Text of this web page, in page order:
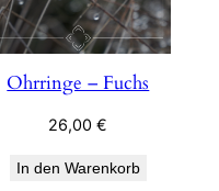
Ohrringe – Fuchs
26,00€
In den Warenkorb